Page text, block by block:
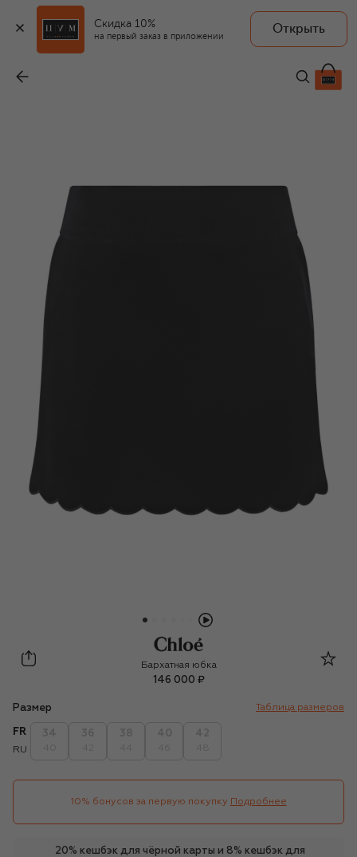
Скидка 10%
на первый заказ в приложении
Открыть
146 000 ₽
Chloé
Бархатная юбка
146 000 ₽
Размер Таблица размеров
FR
RU
10% бонусов за первую покупку Подробнее
20% кешбэк для чёрной карты и 8% кешбэк для